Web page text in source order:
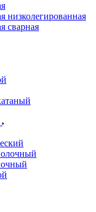
низколегированная
сварная